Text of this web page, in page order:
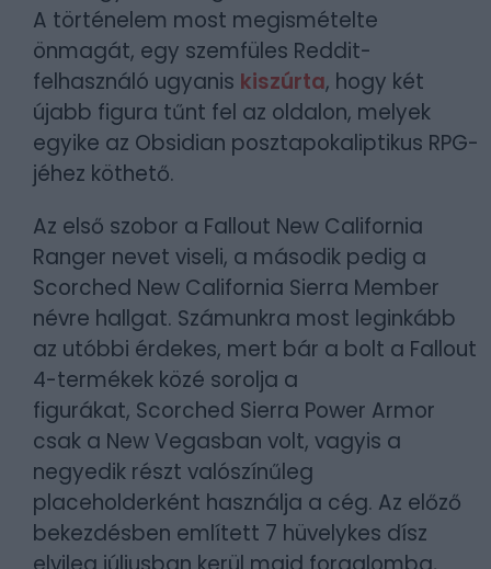
A történelem most megismételte
önmagát, egy szemfüles Reddit-
felhasználó ugyanis kiszúrta, hogy két
újabb figura tűnt fel az oldalon, melyek
egyike az Obsidian posztapokaliptikus RPG-
jéhez köthető.
Az első szobor a Fallout New California
Ranger nevet viseli, a második pedig a
Scorched New California Sierra Member
névre hallgat. Számunkra most leginkább
az utóbbi érdekes, mert bár a bolt a Fallout
4-termékek közé sorolja a
figurákat, Scorched Sierra Power Armor
csak a New Vegasban volt, vagyis a
negyedik részt valószínűleg
placeholderként használja a cég. Az előző
bekezdésben említett 7 hüvelykes dísz